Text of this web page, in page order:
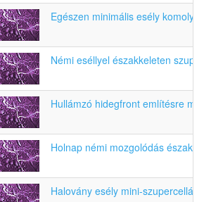
Egészen minimális esély
Némi eséllyel északkeleten
Hullámzó hidegfront említésre
Holnap némi mozgolódás
Halovány esély mini-szupercellára